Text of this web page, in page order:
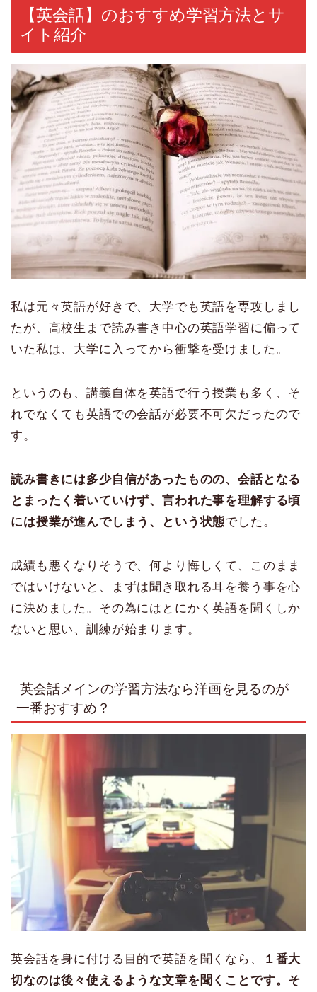
【英会話】のおすすめ学習方法とサ
イト紹介
私は元々英語が好きで、大学でも英語を専攻しまし
たが、高校生まで読み書き中心の英語学習に偏って
いた私は、大学に入ってから衝撃を受けました。
というのも、講義自体を英語で行う授業も多く、そ
れでなくても英語での会話が必要不可欠だったので
す。
読み書きには多少自信があったものの、会話となる
とまったく着いていけず、言われた事を理解する頃
には授業が進んでしまう、という状態でした。
成績も悪くなりそうで、何より悔しくて、このまま
ではいけないと、まずは聞き取れる耳を養う事を心
に決めました。その為にはとにかく英語を聞くしか
ないと思い、訓練が始まります。
英会話メインの学習方法なら洋画を見るのが
一番おすすめ？
英会話を身に付ける目的で英語を聞くなら、
１番大
切なのは後々使えるような文章を聞くことです。そ